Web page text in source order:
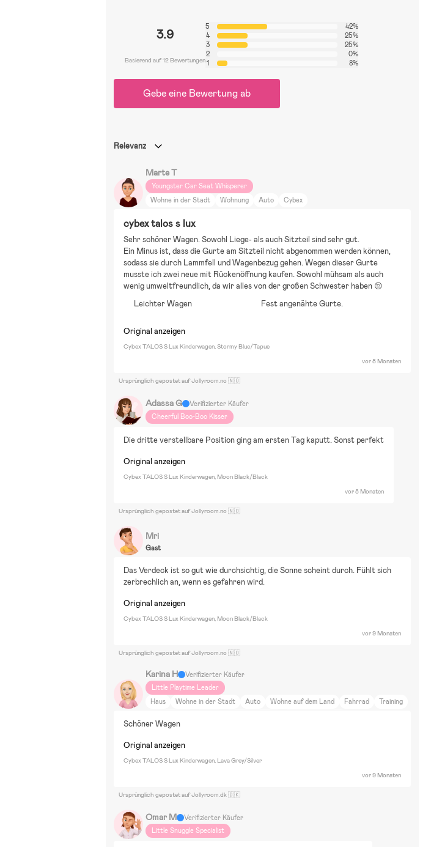
3.9
Basierend auf 12 Bewertungen
5
42%
4
25%
3
25%
2
0%
1
8%
Gebe eine Bewertung ab
Relevanz
Marte T
Youngster Car Seat Whisperer
Wohne in der Stadt
Wohnung Auto Cybex
cybex talos s lux
Sehr schöner Wagen. Sowohl Liege- als auch Sitzteil sind sehr gut.
Ein Minus ist, dass die Gurte am Sitzteil nicht abgenommen werden können,
sodass sie durch Lammfell und Wagenbezug gehen. Wegen dieser Gurte
musste ich zwei neue mit Rückenöffnung kaufen. Sowohl mühsam als auch
wenig umweltfreundlich, da wir alles von der großen Schwester haben 😔
Leichter Wagen
Fest angenähte Gurte.
Original anzeigen
Cybex TALOS S Lux Kinderwagen, Stormy Blue/Tapue
vor 8 Monaten
Ursprünglich gepostet auf Jollyroom.no 🇳🇴
Adassa G
Verifizierter Käufer
Cheerful Boo-Boo Kisser
Die dritte verstellbare Position ging am ersten Tag kaputt. Sonst perfekt
Original anzeigen
Cybex TALOS S Lux Kinderwagen, Moon Black/Black
vor 8 Monaten
Ursprünglich gepostet auf Jollyroom.no 🇳🇴
Mri
Gast
Das Verdeck ist so gut wie durchsichtig, die Sonne scheint durch. Fühlt sich
zerbrechlich an, wenn es gefahren wird.
Original anzeigen
Cybex TALOS S Lux Kinderwagen, Moon Black/Black
vor 9 Monaten
Ursprünglich gepostet auf Jollyroom.no 🇳🇴
Karina H
Verifizierter Käufer
Little Playtime Leader
Haus
Wohne in der Stadt Auto Wohne auf dem Land Fahrrad
Training
Zuhause und Garten
Schöner Wagen
Original anzeigen
Cybex TALOS S Lux Kinderwagen, Lava Grey/Silver
vor 9 Monaten
Ursprünglich gepostet auf Jollyroom.dk 🇩🇰
Omar M
Verifizierter Käufer
Little Snuggle Specialist